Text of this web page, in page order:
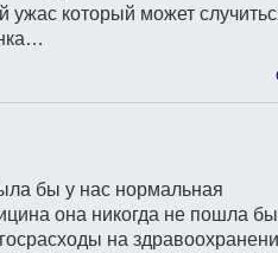
который может
бы у нас нормальная
она никогда не пошла
на